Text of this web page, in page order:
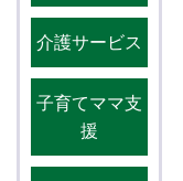
介護サービス
子育てママ支
援